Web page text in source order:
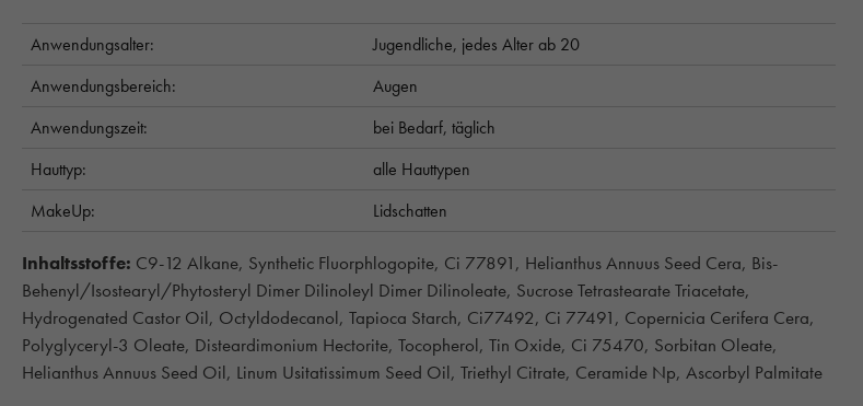
Anwendungsalter: Jugendliche, jedes Alter ab 20
Anwendungsbereich:
Augen
Anwendungszeit:
bei Bedarf, täglich
Hauttyp:
alle Hauttypen
MakeUp:
Lidschatten
Inhaltsstoffe: C9-12 Alkane, Synthetic Fluorphlogopite, Ci 77891, Helianthus Annuus Seed Cera, Bis-
Behenyl/Isostearyl/Phytosteryl Dimer Dilinoleyl Dimer Dilinoleate, Sucrose Tetrastearate Triacetate,
Hydrogenated Castor Oil, Octyldodecanol, Tapioca Starch, Ci77492, Ci 77491, Copernicia Cerifera Cera,
Polyglyceryl-3 Oleate, Disteardimonium Hectorite, Tocopherol, Tin Oxide, Ci 75470, Sorbitan Oleate,
Helianthus Annuus Seed Oil, Linum Usitatissimum Seed Oil, Triethyl Citrate, Ceramide Np, Ascorbyl Palmitate